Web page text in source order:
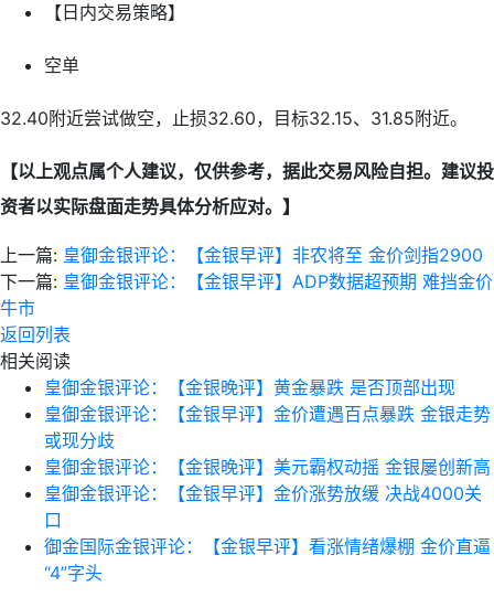
【日内交易策略】
空单
32.40附近尝试做空，止损32.60，目标32.15、31.85附近。
【以上观点属个人建议，仅供参考，据此交易风险自担。建议投
资者以实际盘面走势具体分析应对。】
上一篇: 皇御金银评论：【金银早评】非农将至 金价剑指2900
下一篇: 皇御金银评论：【金银早评】ADP数据超预期 难挡金价
牛市
返回列表
相关阅读
皇御金银评论：【金银晚评】黄金暴跌 是否顶部出现
皇御金银评论：【金银早评】金价遭遇百点暴跌 金银走势
或现分歧
皇御金银评论：【金银晚评】美元霸权动摇 金银屡创新高
皇御金银评论：【金银早评】金价涨势放缓 决战4000关
口
御金国际金银评论：【金银早评】看涨情绪爆棚 金价直逼
“4”字头